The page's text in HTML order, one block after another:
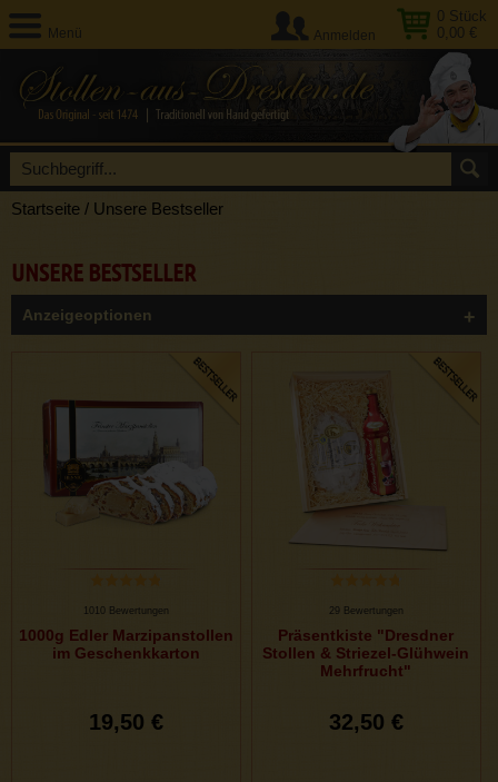
Menü
0 Stück
0,00 €
Anmelden
Startseite / Unsere Bestseller
UNSERE BESTSELLER
Anzeigeoptionen
1010 Bewertungen
1000g Edler Marzipanstollen
im Geschenkkarton
19,50 €
29 Bewertungen
Präsentkiste "Dresdner
Stollen & Striezel-Glühwein
Mehrfrucht"
32,50 €